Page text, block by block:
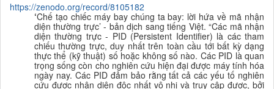
https://zenodo.org/record/8105182
‘Chế tạo chiếc máy bay chúng ta bay: lời hứa về mã nhận
diện thường trực’ - bản dịch sang tiếng Việt. “Các mã nhận
diện thường trực - PID (Persistent Identifier) là các tham
chiếu thường trực, duy nhất trên toàn cầu tới bất kỳ dạng
thực thể (kỹ thuật) số hoặc không số nào. Các PID là quan
trọng sống còn cho nghiên cứu hiện đại được máy tính hóa
ngày nay. Các PID đảm bảo rằng tất cả các yếu tố nghiên
cứu được nhận diện độc nhất vô nhị và truy cập được, bởi